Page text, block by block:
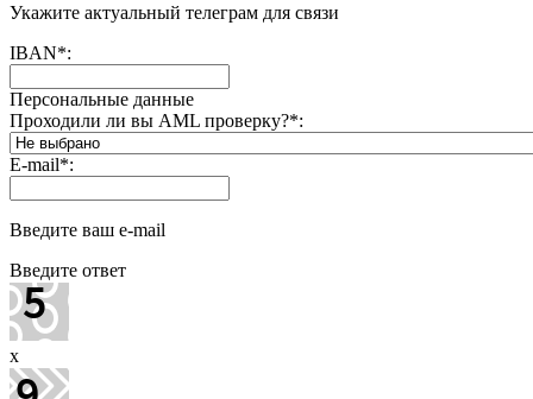
Укажите актуальный телеграм для связи
IBAN*:
Персональные данные
Проходили ли вы AML проверку?*:
E-mail*:
Введите ваш e-mail
Введите ответ
x